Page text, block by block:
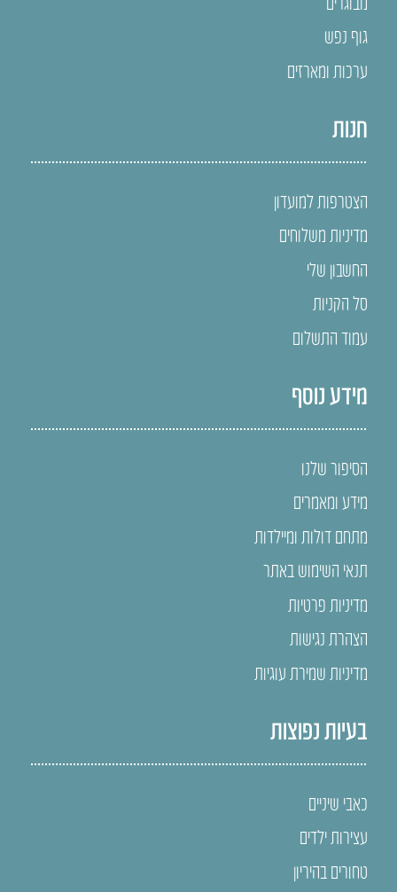
גוף נפש
ערכות ומארזים
חנות
הצטרפות למועדון
מדיניות משלוחים
החשבון שלי
סל הקניות
עמוד התשלום
מידע נוסף
הסיפור שלנו
מידע ומאמרים
מתחם דולות ומיילדות
תנאי השימוש באתר
מדיניות פרטיות
הצהרת נגישות
מדיניות שמירת עוגיות
בעיות נפוצות
כאבי שיניים
עצירות ילדים
טחורים בהיריון